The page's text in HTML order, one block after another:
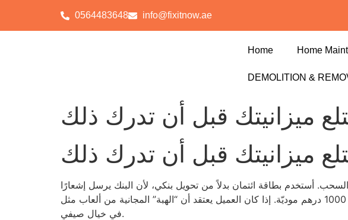
0564483648 info@fixitnow.ae
Home Home
DEMOLITION &
ميزانيتك قبل أن تدرك ذلك
ميزانيتك قبل أن تدرك ذلك
أستخدم بطاقة ائتمان بدلاً من تحويل بنكي، لأن البنك يرسل إشعارًا
بـ 0.5% كرسوم، وهذا يعني خسارة 5 دراهم على كل 1000 درهم موديّة. إذا كان العميل يعتقد أن “الهبة” المجانية من ألعاب مثل Starburst ستغطي هذه الرسوم، فهو يعيش
في خيال صيفي.